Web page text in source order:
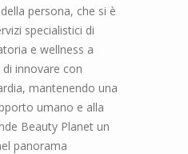
persona, che si è
specialistici di
e wellness a
innovare con
mantenendo una
umano e alla
Beauty Planet un
panorama